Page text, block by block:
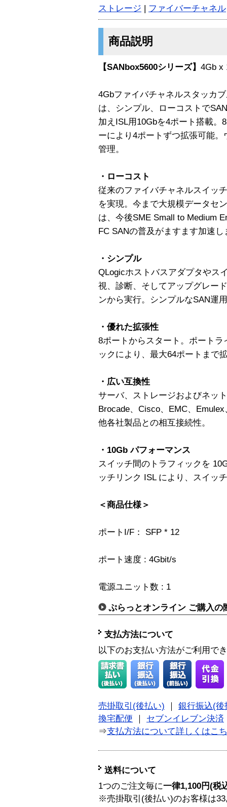
ストレージ | ファイバーチャネル
商品説明
【SANbox5600シリーズ】 4Gb x
4Gbファイバチャネルスタッカ
は、シンプル、ローコストで
加えISL用10Gbを4ポート搭載
ーにより4ポートずつ拡張可能
管理。
・ローコスト
従来のファイバチャネルスイッ
を実現。今まで大規模データセ
は、今後SME Small to Medium
FC SANの普及がますます加速し
・シンプル
QLogicホストバスアダプタやス
視、診断、そしてアップグレー
ンから実行。シンプルなSAN運
・優れた拡張性
8ポートからスタート。ポート
ックにより、最大64ポートまで
・広い互換性
サーバ、ストレージおよびネッ
Brocade、Cisco、EMC、
他各社製品との相互接続性。
・10Gb パフォーマンス
スイッチ間のトラフィックを
ッチリンク ISL により、スイッ
＜商品仕様＞
ポートI/F： SFP * 12
ポート速度 : 4Gbit/s
電源ユニット数 : 1
ぷらっとオンライン ご購入の
支払方法について
以下のお支払い方法がご利用で
売掛取引(後払い)
銀行振込(後
換宅配便
セブンイレブン決済
⇒支払方法について詳しくはこ
送料について
1つのご注文毎に一律1,100円(税
※売掛取引(後払い)のお客様は